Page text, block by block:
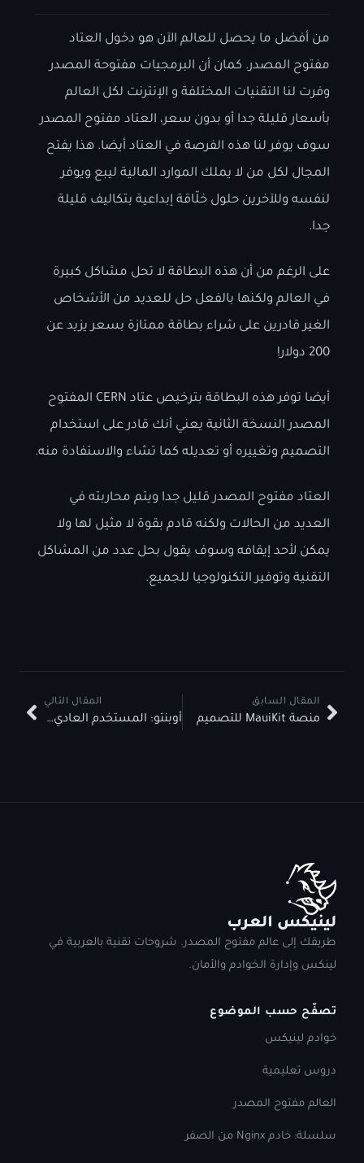
من أفضل ما يحصل للعالم الآن هو دخول العتاد
مفتوح المصدر. كمان أن البرمجيات مفتوحة المصدر
وفرت لنا التقنيات المختلفة و الإنترنت لكل العالم
بأسعار قليلة جدا أو بدون سعر، العتاد مفتوح المصدر
سوف يوفر لنا هذه الفرصة في العتاد أيضا. هذا يفتح
المجال لكل من لا يملك الموارد المالية ليبع ويوفر
لنفسه وللآخرين حلول خلّاقة إبداعية بتكاليف قليلة
جدا.
على الرغم من أن هذه البطاقة لا تحل مشاكل كبيرة
في العالم ولكنها بالفعل حل للعديد من الأشخاص
الغير قادرين على شراء بطاقة ممتازة بسعر يزيد عن
200 دولار!
أيضا توفر هذه البطاقة بترخيص عتاد CERN المفتوح
المصدر النسخة الثانية يعني أنك قادر على استخدام
التصميم وتغييره أو تعديله كما تشاء والاستفادة منه.
العتاد مفتوح المصدر قليل جدا ويتم محاربته في
العديد من الحالات ولكنه قادم بقوة لا مثيل لها ولا
يمكن لأحد إيقافه وسوف يقول بحل عدد من المشاكل
التقنية وتوفير التكنولوجيا للجميع.
المقال السابق
منصة MauiKit للتصميم
المقال التالي
أوبنتو: المستخدم العادي، المؤسسات و Ubuntu Pro
لينيكس العرب
طريقك إلى عالم مفتوح المصدر. شروحات تقنية بالعربية في
لينكس وإدارة الخوادم والأمان.
تصفّح حسب الموضوع
خوادم لينيكس
دروس تعليمية
العالم مفتوح المصدر
سلسلة: خادم Nginx من الصفر